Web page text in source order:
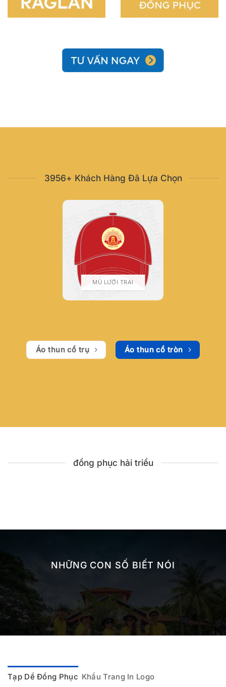
3956+ Khách Hàng Đã Lựa Chọn
MŨ LƯỠI TRAI
Áo thun cổ trụ Áo thun cổ tròn
đồng phục hải triều
NHỮNG CON SỐ BIẾT NÓI
Tạp Dề Đồng Phục Khẩu Trang In Logo